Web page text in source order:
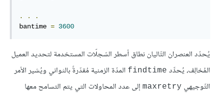
. .
.
bantime = 3600
يُحدّد العنصران التّاليان نطاق أسطر السّجلّات المستخدمة لتحديد العميل
المُخالِف، يُحدِّد findtime المدّة الزمنية مُقدّرةً بالثواني ويُشير الأمر
التّوجيهي maxretry إلى عدد المحاولات التي يتم التسامح معها